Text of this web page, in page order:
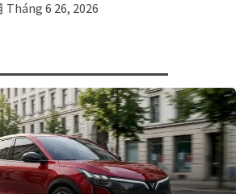
Tháng 6 26, 2026